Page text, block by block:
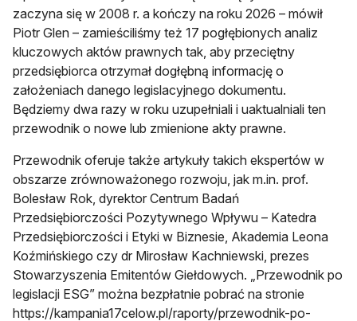
zaczyna się w 2008 r. a kończy na roku 2026 – mówił
Piotr Glen – zamieściliśmy też 17 pogłębionych analiz
kluczowych aktów prawnych tak, aby przeciętny
przedsiębiorca otrzymał dogłębną informację o
założeniach danego legislacyjnego dokumentu.
Będziemy dwa razy w roku uzupełniali i uaktualniali ten
przewodnik o nowe lub zmienione akty prawne.
Przewodnik oferuje także artykuły takich ekspertów w
obszarze zrównoważonego rozwoju, jak m.in. prof.
Bolesław Rok, dyrektor Centrum Badań
Przedsiębiorczości Pozytywnego Wpływu – Katedra
Przedsiębiorczości i Etyki w Biznesie, Akademia Leona
Koźmińskiego czy dr Mirosław Kachniewski, prezes
Stowarzyszenia Emitentów Giełdowych. „Przewodnik po
legislacji ESG” można bezpłatnie pobrać na stronie
https://kampania17celow.pl/raporty/przewodnik-po-